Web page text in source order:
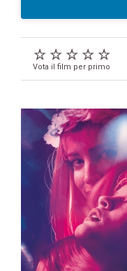
Vota il film per primo